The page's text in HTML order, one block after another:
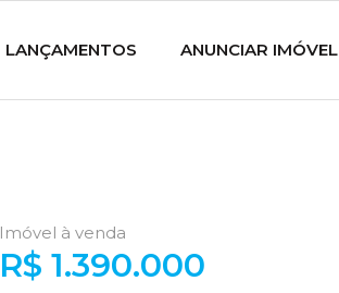
LANÇAMENTOS ANUNCIAR IMÓVEL
Imóvel à venda
R$ 1.390.000